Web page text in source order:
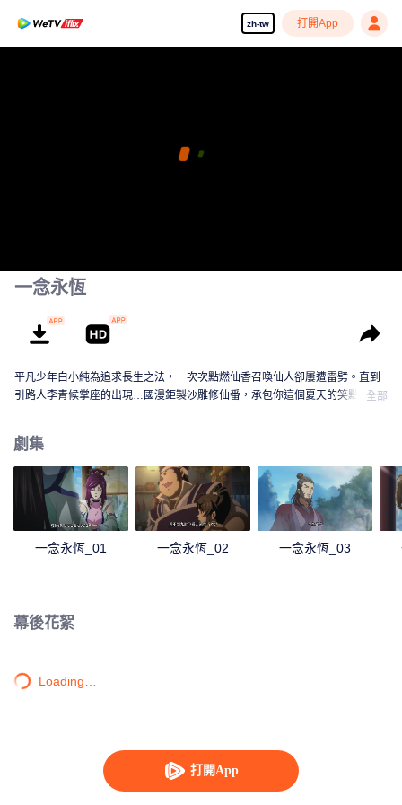
zh-tw 打開App
打開App
一念永恆
平凡少年白小純為追求長生之法，一次次點燃仙香召喚仙人卻屢遭雷劈。直到
引路人李青候掌座的出現…國漫鉅製沙雕修仙番，承包你這個夏天的笑點！全部
劇集
一念永恆_01 一念永恆_02 一念永恆_03
幕後花絮
Loading…